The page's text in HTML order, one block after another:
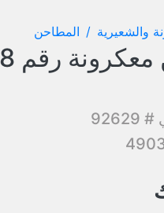
والشعيرية المطاحن